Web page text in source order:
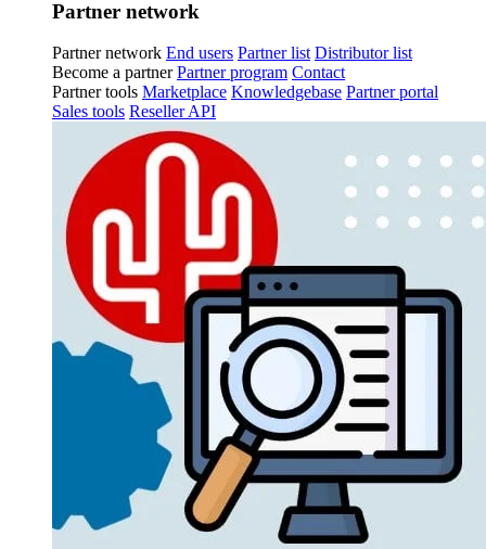
Partner network
Partner network End users Partner list Distributor list
Become a partner Partner program Contact
Partner tools Marketplace Knowledgebase Partner portal
Sales tools Reseller API